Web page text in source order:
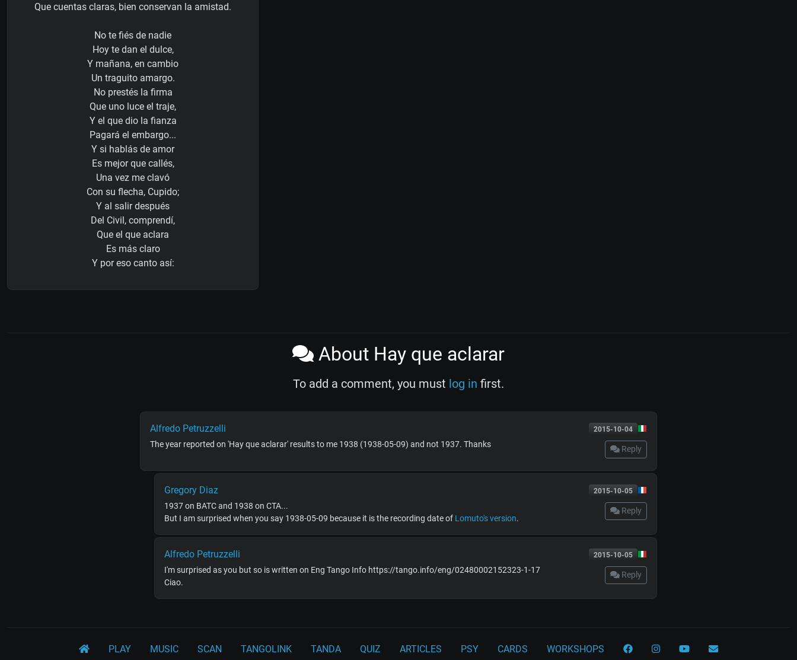
Que cuentas claras, bien conservan la amistad.
No te fiés de nadie
Hoy te dan el dulce,
Y mañana, en cambio
Un traguito amargo.
No prestés la firma
Que uno luce el traje,
Y el que dio la fianza
Pagará el embargo...
Y si hablás de amor
Es mejor que callés,
Una vez me clavó
Con su flecha, Cupido;
Y al salir después
Del Civil, comprendí,
Que el que aclara
Es más claro
Y por eso canto así:
About Hay que aclarar
To add a comment, you must log in first.
2015-10-04
Alfredo Petruzzelli
Reply
The year reported on 'Hay que aclarar' results to me 1938 (1938-05-09) and not 1937. Thanks
2015-10-05
Gregory Diaz
Reply
1937 on BATC and 1938 on CTA...
But I am surprised when you say 1938-05-09 because it is the recording date of Lomuto's version.
2015-10-05
Alfredo Petruzzelli
Reply
I'm surprised as you but so is written on Eng Tango Info https://tango.info/eng/02480002152323-1-17
Ciao.
PLAY MUSIC SCAN TANGOLINK TANDA QUIZ ARTICLES PSY CARDS WORKSHOPS